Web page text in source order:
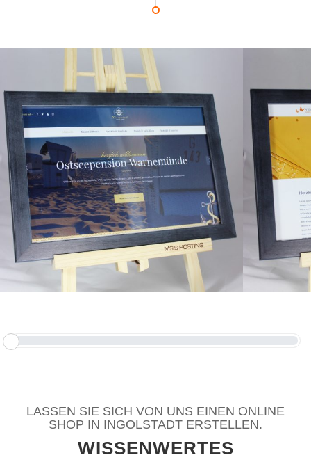
LASSEN SIE SICH VON UNS EINEN ONLINE
SHOP IN INGOLSTADT ERSTELLEN.
WISSENWERTES